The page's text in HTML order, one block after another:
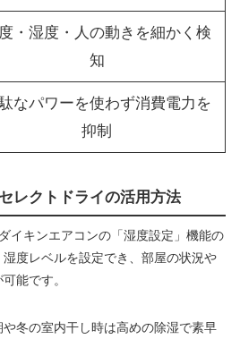
・湿度・人の動きを細かく検
知
なパワーを使わず消費電力を
抑制
レクトドライの活用方法
イキンエアコンの「湿度設定」機能の
度レベルを設定でき、部屋の状況や
能です。
冬の室内干し時は高めの除湿で素早